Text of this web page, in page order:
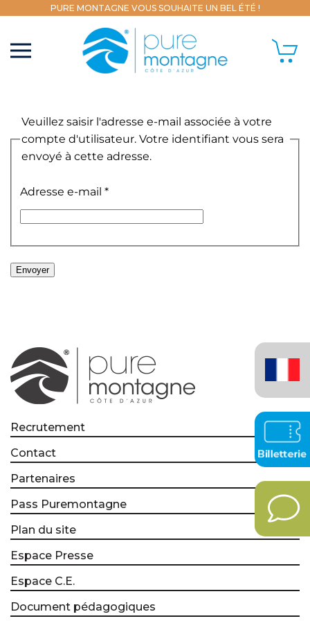
PURE MONTAGNE VOUS SOUHAITE UN BEL ÉTÉ !
Veuillez saisir l'adresse e-mail associée à votre
compte d'utilisateur. Votre identifiant vous sera
envoyé à cette adresse.
Adresse e-mail *
Envoyer
Recrutement
Contact
Partenaires
Pass Puremontagne
Plan du site
Espace Presse
Espace C.E.
Document pédagogiques